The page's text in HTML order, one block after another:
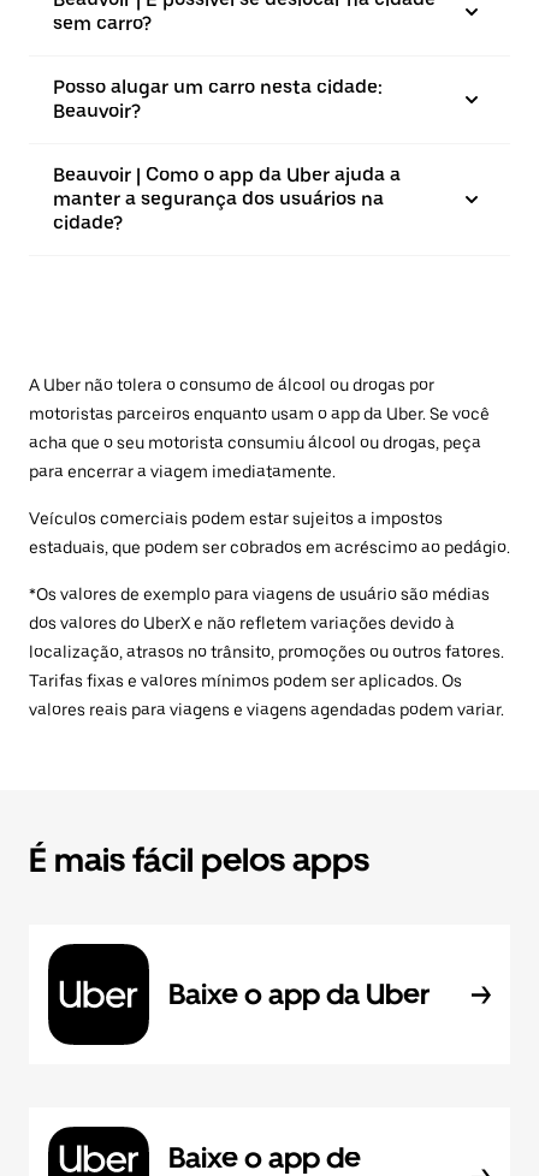
sem carro?
Posso alugar um carro nesta cidade:
Beauvoir?
Beauvoir | Como o app da Uber ajuda a
manter a segurança dos usuários na
cidade?
A Uber não tolera o consumo de álcool ou drogas por
motoristas parceiros enquanto usam o app da Uber. Se você
acha que o seu motorista consumiu álcool ou drogas, peça
para encerrar a viagem imediatamente.
Veículos comerciais podem estar sujeitos a impostos
estaduais, que podem ser cobrados em acréscimo ao pedágio.
*Os valores de exemplo para viagens de usuário são médias
dos valores do UberX e não refletem variações devido à
localização, atrasos no trânsito, promoções ou outros fatores.
Tarifas fixas e valores mínimos podem ser aplicados. Os
valores reais para viagens e viagens agendadas podem variar.
É mais fácil pelos apps
Baixe o app da Uber
Baixe o app de